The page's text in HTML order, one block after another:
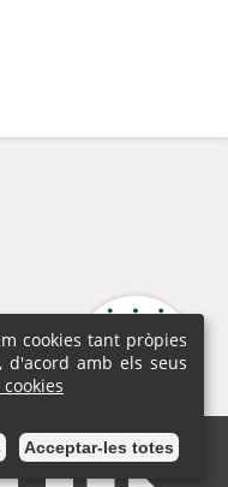
cookies tant pròpies
amb els seus
Acceptar-les totes